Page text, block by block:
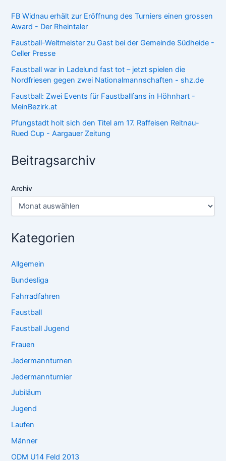
FB Widnau erhält zur Eröffnung des Turniers einen grossen
Award - Der Rheintaler
Faustball-Weltmeister zu Gast bei der Gemeinde Südheide -
Celler Presse
Faustball war in Ladelund fast tot – jetzt spielen die
Nordfriesen gegen zwei Nationalmannschaften - shz.de
Faustball: Zwei Events für Faustballfans in Höhnhart -
MeinBezirk.at
Pfungstadt holt sich den Titel am 17. Raffeisen Reitnau-
Rued Cup - Aargauer Zeitung
Beitragsarchiv
Archiv
Kategorien
Allgemein
Bundesliga
Fahrradfahren
Faustball
Faustball Jugend
Frauen
Jedermannturnen
Jedermannturnier
Jubiläum
Jugend
Laufen
Männer
ODM U14 Feld 2013